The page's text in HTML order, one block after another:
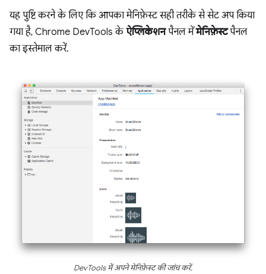
यह पुष्टि करने के लिए कि आपका मेनिफ़ेस्ट सही तरीके से सेट अप किया
गया है, Chrome DevTools केऐप्लिकेशनपैनल मेंमेनिफ़ेस्टपैनल
का इस्तेमाल करें.
DevTools में अपने मेनिफ़ेस्ट की जांच करें.